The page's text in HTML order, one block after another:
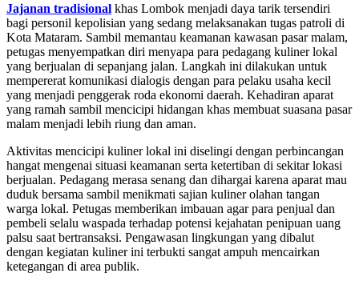
Jajanan tradisional khas Lombok menjadi daya tarik tersendiri
bagi personil kepolisian yang sedang melaksanakan tugas patroli di
Kota Mataram. Sambil memantau keamanan kawasan pasar malam,
petugas menyempatkan diri menyapa para pedagang kuliner lokal
yang berjualan di sepanjang jalan. Langkah ini dilakukan untuk
mempererat komunikasi dialogis dengan para pelaku usaha kecil
yang menjadi penggerak roda ekonomi daerah. Kehadiran aparat
yang ramah sambil mencicipi hidangan khas membuat suasana pasar
malam menjadi lebih riung dan aman.
Aktivitas mencicipi kuliner lokal ini diselingi dengan perbincangan
hangat mengenai situasi keamanan serta ketertiban di sekitar lokasi
berjualan. Pedagang merasa senang dan dihargai karena aparat mau
duduk bersama sambil menikmati sajian kuliner olahan tangan
warga lokal. Petugas memberikan imbauan agar para penjual dan
pembeli selalu waspada terhadap potensi kejahatan penipuan uang
palsu saat bertransaksi. Pengawasan lingkungan yang dibalut
dengan kegiatan kuliner ini terbukti sangat ampuh mencairkan
ketegangan di area publik.